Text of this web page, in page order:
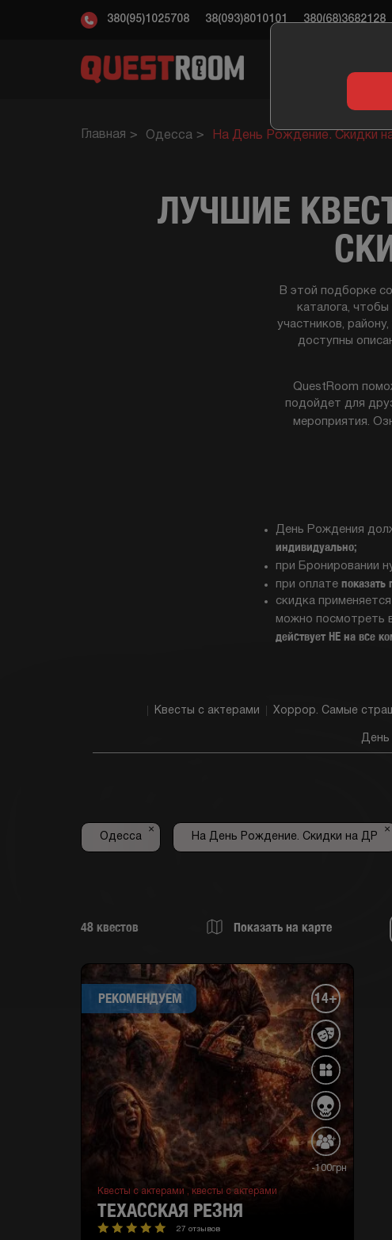
380(95)1025708 38(093)8010101 380(68)3682128
КВЕСТЫ
Главная Одесса На День Рождение. Скидки
ЛУЧШИЕ
В этой подборке
каталога,
участников,
доступны
QuestRoom
подойдет для
мероприятия.
День Рождения
индивидуально;
при Бронировании
при оплатепоказать
скидка
можно посмотреть
действует НЕ на все
Квесты с актерами Хоррор. Самые
День
Одесса
×
На День Рождение. Скидки на ДР
×
48 квестов Показать на карте
РЕКОМЕНДУЕМ 14+
-100грн
Квесты с актерами , квесты с актерами
ТЕХАССКАЯ РЕЗНЯ
27 отзывов